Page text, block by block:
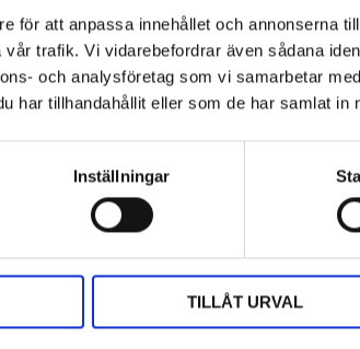
för att anpassa innehållet och annonserna
trafik. Vi vidarebefordrar även sådana
och analysföretag som vi samarbetar
har tillhandahållit eller som de har samlat in
Inställningar
TILLÅT URVAL
Traktorhytten är för många mer än bara
arbetet utförs. Det är kontoret,
även lunchplatsen under långa